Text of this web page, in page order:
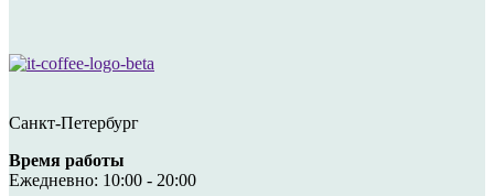
Санкт-Петербург
Время работы
Ежедневно: 10:00 - 20:00